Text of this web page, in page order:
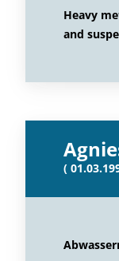
Heavy
and
(